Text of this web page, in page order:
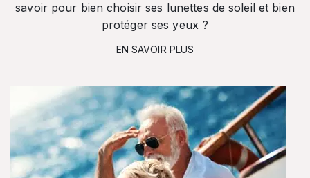
savoir pour bien choisir ses lunettes de soleil et bien
protéger ses yeux ?
EN SAVOIR PLUS